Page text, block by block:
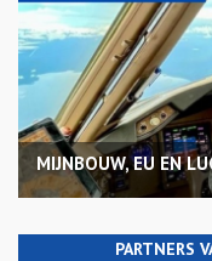
MIJNBOUW, EU EN
PARTNERS